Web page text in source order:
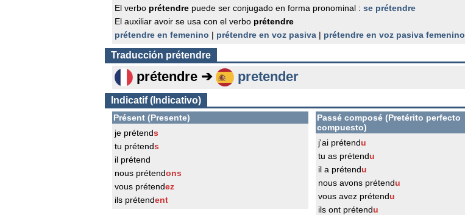
El verbo prétendre puede ser conjugado en forma pronominal : se prétendre
El auxiliar avoir se usa con el verbo prétendre
prétendre en femenino | prétendre en voz pasiva | prétendre en voz pasiva femenino
Traducción prétendre
prétendre ➔ pretender
Indicatif (Indicativo)
Présent (Presente)
je prétends
tu prétends
il prétend
nous prétendons
vous prétendez
ils prétendent
Passé composé (Pretérito perfecto
compuesto)
j'ai prétendu
tu as prétendu
il a prétendu
nous avons prétendu
vous avez prétendu
ils ont prétendu